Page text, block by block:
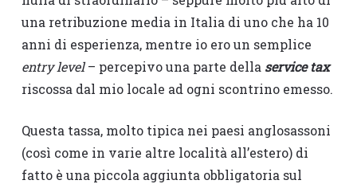
una retribuzione media in Italia di uno che ha 10
anni di esperienza, mentre io ero un semplice
entry level– percepivo una parte della service tax
riscossa dal mio locale ad ogni scontrino emesso.
Questa tassa, molto tipica nei paesi anglosassoni
(così come in varie altre località all’estero) di
fatto è una piccola aggiunta obbligatoria sul